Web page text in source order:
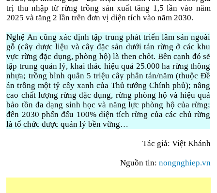
trị thu nhập từ rừng trồng sản xuất tăng 1,5 lần vào năm
2025 và tăng 2 lần trên đơn vị diện tích vào năm 2030.
Nghệ An cũng xác định tập trung phát triển lâm sản ngoài
gỗ (cây dược liệu và cây đặc sản dưới tán rừng ở các khu
vực rừng đặc dụng, phòng hộ) là then chốt. Bên cạnh đó sẽ
tập trung quản lý, khai thác hiệu quả 25.000 ha rừng thông
nhựa; trồng bình quân 5 triệu cây phân tán/năm (thuộc Đề
án trồng một tỷ cây xanh của Thủ tướng Chính phủ); nâng
cao chất lượng rừng đặc dụng, rừng phòng hộ và hiệu quả
bảo tồn đa dạng sinh học và năng lực phòng hộ của rừng;
đến 2030 phấn đấu 100% diện tích rừng của các chủ rừng
là tổ chức được quản lý bền vững…
Tác giả: Việt Khánh
Nguồn tin: nongnghiep.vn